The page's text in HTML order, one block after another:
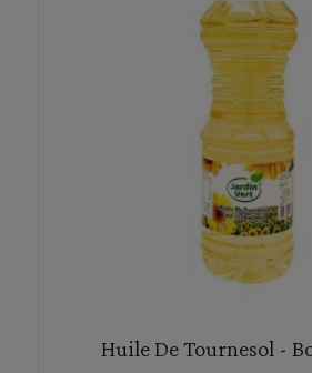
Huile De Tournesol -